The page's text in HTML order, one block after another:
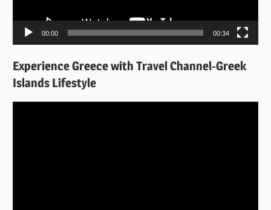
00:00 00:34
Experience Greece with Travel Channel-Greek
Islands Lifestyle